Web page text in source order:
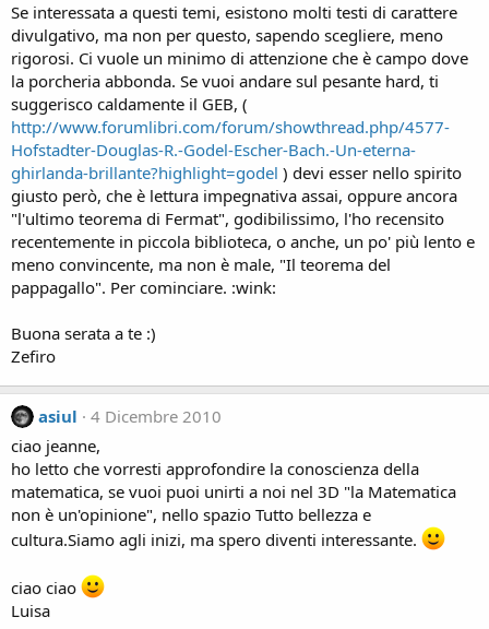
Se interessata a questi temi, esistono molti testi di carattere
divulgativo, ma non per questo, sapendo scegliere, meno
rigorosi. Ci vuole un minimo di attenzione che è campo dove
la porcheria abbonda. Se vuoi andare sul pesante hard, ti
suggerisco caldamente il GEB, (
http://www.forumlibri.com/forum/showthread.php/4577-
Hofstadter-Douglas-R.-Godel-Escher-Bach.-Un-eterna-
ghirlanda-brillante?highlight=godel ) devi esser nello spirito
giusto però, che è lettura impegnativa assai, oppure ancora
"l'ultimo teorema di Fermat", godibilissimo, l'ho recensito
recentemente in piccola biblioteca, o anche, un po' più lento e
meno convincente, ma non è male, "Il teorema del
pappagallo". Per cominciare. :wink:
Buona serata a te :)
Zefiro
asiul
4 Dicembre 2010
ciao jeanne,
ho letto che vorresti approfondire la conoscienza della
matematica, se vuoi puoi unirti a noi nel 3D "la Matematica
non è un'opinione", nello spazio Tutto bellezza e
cultura.Siamo agli inizi, ma spero diventi interessante.
ciao ciao
Luisa